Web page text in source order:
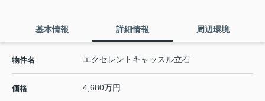
基本情報 詳細情報 周辺環境
物件名 エクセレントキャッスル立石
価格 4,680万円